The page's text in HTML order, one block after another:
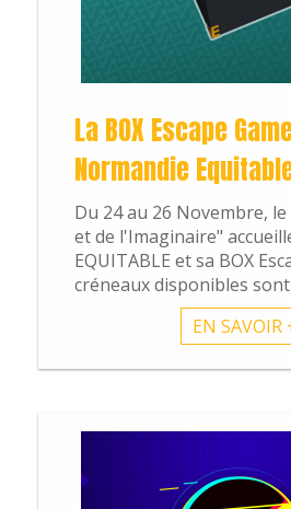
La BOX Escape
Normandie
Du 24 au 26 Novembre, le
et de l'Imaginaire"
EQUITABLE et sa BOX
créneaux disponibles sont
EN SAVOIR